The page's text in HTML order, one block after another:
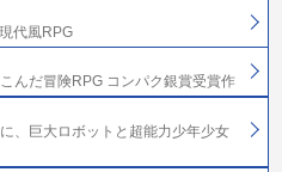
代風RPG
んだ冒険RPG コンパク銀賞受賞作
、巨大ロボットと超能力少年少女